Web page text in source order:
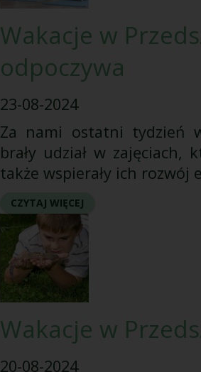
Wakacje w
odpoczywa
23-08-2024
Za nami ostatni tydzień
brały udział w
także wspierały ich rozwój
CZYTAJ WIĘCEJ
Wakacje w
20-08-2024